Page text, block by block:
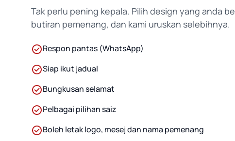
Tak perlu pening kepala. Pilih design yang anda
butiran pemenang, dan kami uruskan selebihnya.
Respon pantas (WhatsApp)
Siap ikut jadual
Bungkusan selamat
Pelbagai pilihan saiz
Boleh letak logo, mesej dan nama pemenang